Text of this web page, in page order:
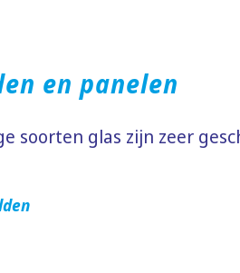
en panelen
soorten glas zijn zeer